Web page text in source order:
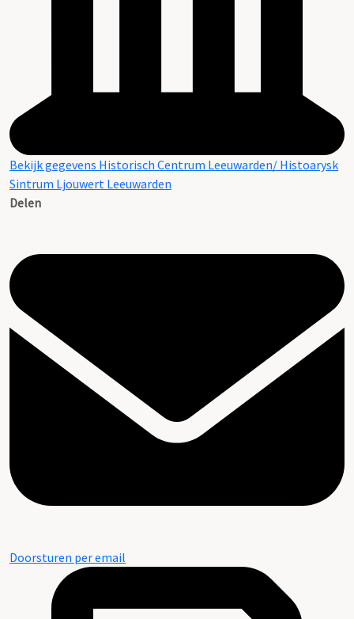
Bekijk gegevens Historisch Centrum Leeuwarden/ Histoarysk
Sintrum Ljouwert Leeuwarden
Delen
Doorsturen per email